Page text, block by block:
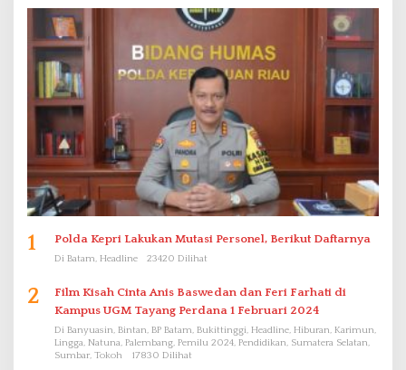
1 Polda Kepri Lakukan Mutasi Personel, Berikut Daftarnya
Di Batam, Headline 23420 Dilihat
2
Film Kisah Cinta Anis Baswedan dan Feri Farhati di
Kampus UGM Tayang Perdana 1 Februari 2024
Di Banyuasin, Bintan, BP Batam, Bukittinggi, Headline, Hiburan, Karimun,
Lingga, Natuna, Palembang, Pemilu 2024, Pendidikan, Sumatera Selatan,
Sumbar, Tokoh
17830 Dilihat